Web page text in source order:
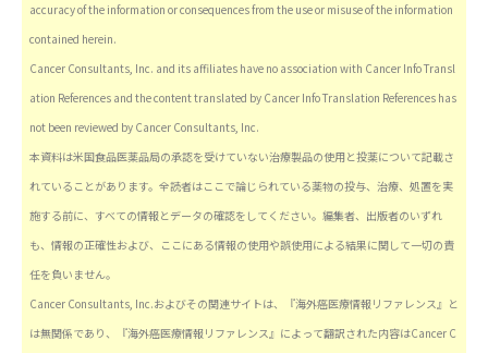
accuracy of the information or consequences from the use or misuse of the information
contained herein.
Cancer Consultants, Inc. and its affiliates have no association with Cancer Info Transl
ation References and the content translated by Cancer Info Translation References has
not been reviewed by Cancer Consultants, Inc.
本資料は米国食品医薬品局の承認を受けていない治療製品の使用と投薬について記載さ
れていることがあります。全読者はここで論じられている薬物の投与、治療、処置を実
施する前に、すべての情報とデータの確認をしてください。編集者、出版者のいずれ
も、情報の正確性および、ここにある情報の使用や誤使用による結果に関して一切の責
任を負いません。
Cancer Consultants, Inc.およびその関連サイトは、『海外癌医療情報リファレンス』と
は無関係であり、『海外癌医療情報リファレンス』によって翻訳された内容はCancer C